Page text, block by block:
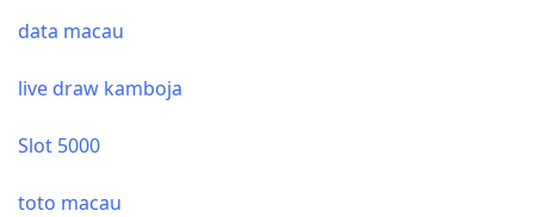
data macau
live draw kamboja
Slot 5000
toto macau